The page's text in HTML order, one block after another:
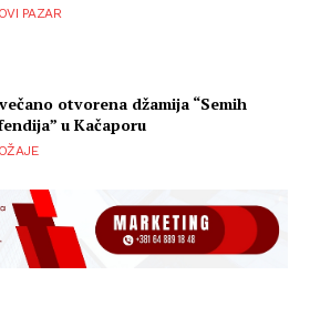
PAZAR
otvorena džamija “Semih
u Kačaporu